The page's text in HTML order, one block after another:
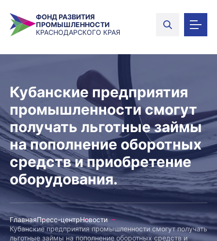
ФОНД РАЗВИТИЯ
ПРОМЫШЛЕННОСТИ
КРАСНОДАРСКОГО КРАЯ
Кубанские предприятия
промышленности смогут
получать льготные займы
на пополнение оборотных
средств и приобретение
оборудования.
ГлавнаяПресс-центрНовости
Кубанские предприятия промышленности смогут получать
льготные займы на пополнение оборотных средств и